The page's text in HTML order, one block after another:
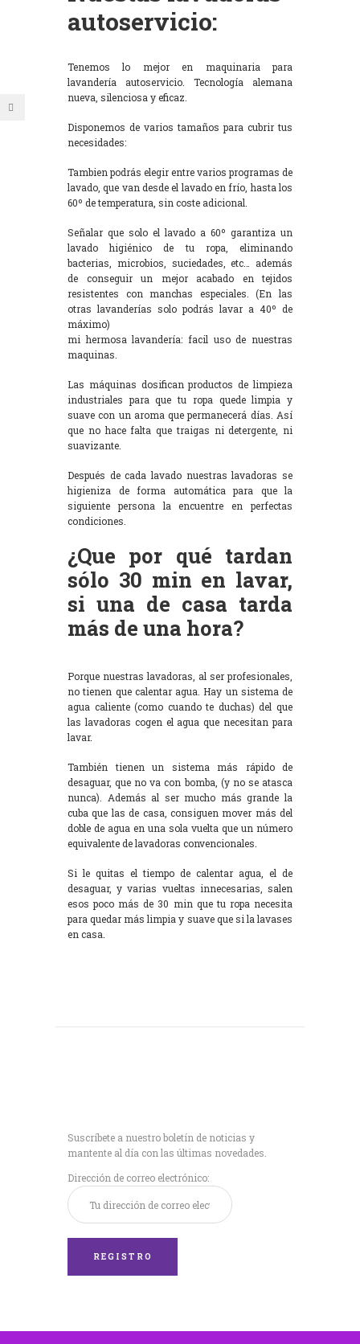
autoservicio:
Tenemos lo mejor en maquinaria para
lavandería autoservicio. Tecnología alemana
nueva, silenciosa y eficaz.
Disponemos de varios tamaños para cubrir tus
necesidades:
Tambien podrás elegir entre varios programas de
lavado, que van desde el lavado en frío, hasta los
60º de temperatura, sin coste adicional.
Señalar que solo el lavado a 60º garantiza un
lavado higiénico de tu ropa, eliminando
bacterias, microbios, suciedades, etc… además
de conseguir un mejor acabado en tejidos
resistentes con manchas especiales. (En las
otras lavanderías solo podrás lavar a 40º de
máximo)
mi hermosa lavandería: facil uso de nuestras
maquinas.
Las máquinas dosifican productos de limpieza
industriales para que tu ropa quede limpia y
suave con un aroma que permanecerá días. Así
que no hace falta que traigas ni detergente, ni
suavizante.
Después de cada lavado nuestras lavadoras se
higieniza de forma automática para que la
siguiente persona la encuentre en perfectas
condiciones.
¿Que por qué tardan
sólo 30 min en lavar,
si una de casa tarda
más de una hora?
Porque nuestras lavadoras, al ser profesionales,
no tienen que calentar agua. Hay un sistema de
agua caliente (como cuando te duchas) del que
las lavadoras cogen el agua que necesitan para
lavar.
También tienen un sistema más rápido de
desaguar, que no va con bomba, (y no se atasca
nunca). Además al ser mucho más grande la
cuba que las de casa, consiguen mover más del
doble de agua en una sola vuelta que un número
equivalente de lavadoras convencionales.
Si le quitas el tiempo de calentar agua, el de
desaguar, y varias vueltas innecesarias, salen
esos poco más de 30 min que tu ropa necesita
para quedar más limpia y suave que si la lavases
en casa.
Suscríbete a nuestro boletín de noticias y
mantente al día con las últimas novedades.
Dirección de correo electrónico: